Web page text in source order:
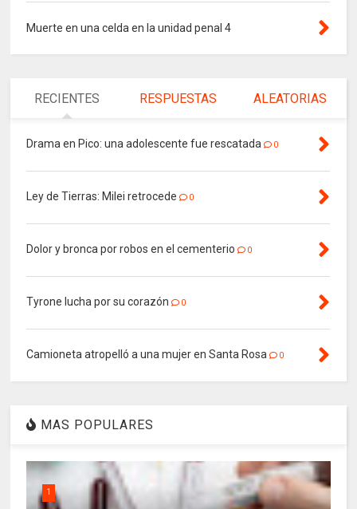
Muerte en una celda en la unidad penal 4
RECIENTES RESPUESTAS ALEATORIAS
Drama en Pico: una adolescente fue rescatada 0
Ley de Tierras: Milei retrocede 0
Dolor y bronca por robos en el cementerio 0
Tyrone lucha por su corazón 0
Camioneta atropelló a una mujer en Santa Rosa 0
MAS POPULARES
1